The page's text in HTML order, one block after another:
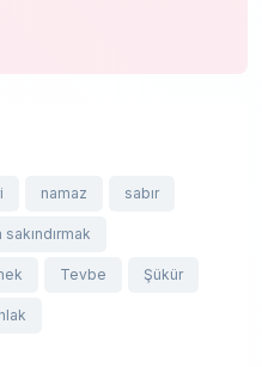
namaz sabır
Tevbe Şükür